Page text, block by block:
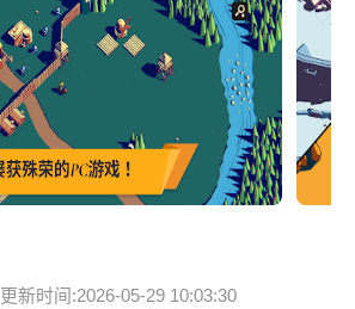
更新时间:2026-05-29 10:03:30